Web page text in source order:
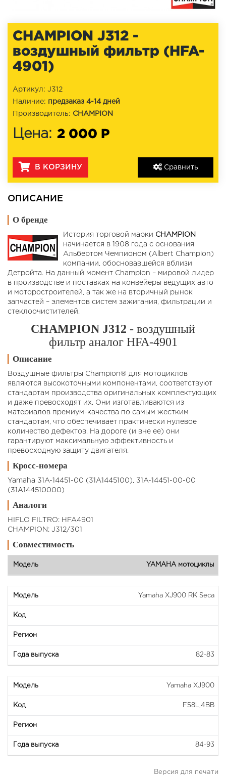
CHAMPION J312 -
воздушный фильтр (HFA-
4901)
Сравнить
Артикул: J312
Наличие: предзаказ 4-14 дней
Производитель: CHAMPION
Цена: 2 000 Р
В КОРЗИНУ
ОПИСАНИЕ
О бренде
История торговой марки CHAMPION
начинается в 1908 года с основания
Альбертом Чемпионом (Albert Champion)
компании, обосновавшейся вблизи
Детройта. На данный момент Champion – мировой лидер
в производстве и поставках на конвейеры ведущих авто
и моторостроителей, а так же на вторичный рынок
запчастей – элементов систем зажигания, фильтрации и
стеклоочистителей.
CHAMPION J312 - воздушный
фильтр аналог HFA-4901
Описание
Воздушные фильтры Champion® для мотоциклов
являются высокоточными компонентами, соответствуют
стандартам производства оригинальных комплектующих
и даже превосходят их. Они изготавливаются из
материалов премиум-качества по самым жестким
стандартам, что обеспечивает практически нулевое
количество дефектов. На дороге (и вне ее) они
гарантируют максимальную эффективность и
превосходную защиту двигателя.
Кросс-номера
Yamaha 31A-14451-00 (31A1445100), 31A-14451-00-00
(31A144510000)
Аналоги
HIFLO FILTRO: HFA4901
CHAMPION: J312/301
Совместимость
YAMAHA мотоциклы
Yamaha XJ900 RK Seca
82-83
Yamaha XJ900
F58L,4BB
84-93
Версия для печати